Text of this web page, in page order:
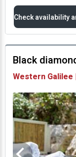
Check availability
prices
Availability and
Prices
Black
Western Galilee